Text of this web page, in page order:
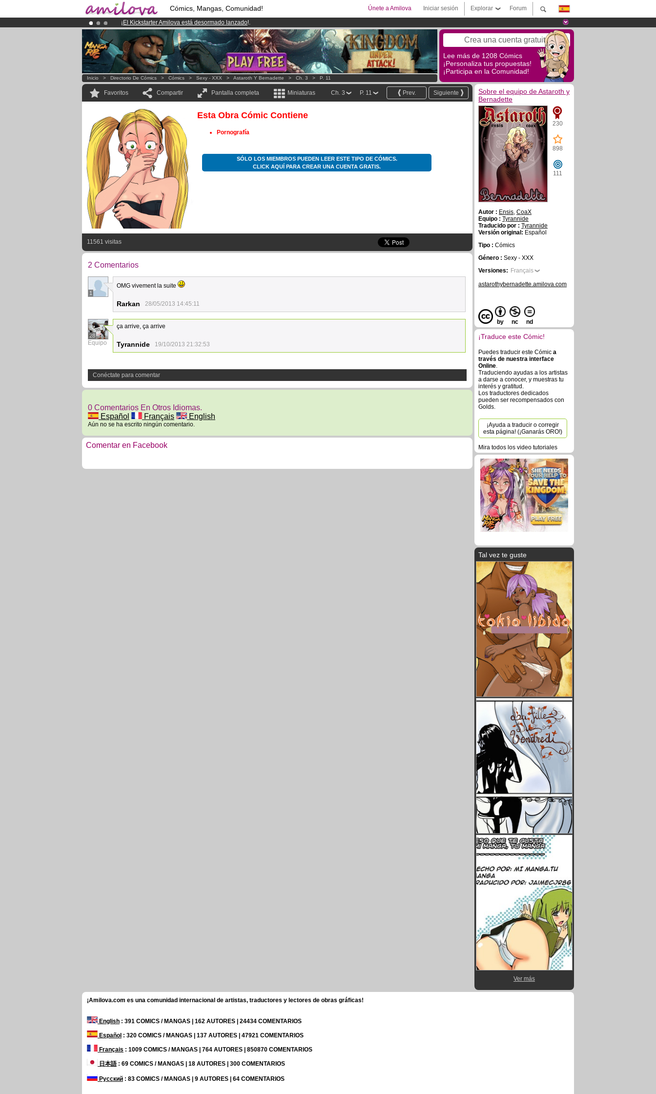
Cómics, Mangas, Comunidad! Forum
Explorar
Iniciar sesión
Únete a Amilova
¡ El Kickstarter Amilova está desormado lanzado!.
¡Ya tenemos 134393miembrosy 1208Cómics y Mangas!.
¡Conviertete en Premium por3.95 euros al mes!Hazte Premium ya Crea una cuenta gratuita
Lee más de 1208 Cómics
¡Personaliza tus propuestas!
¡Participa en la Comunidad!
Inicio > Directorio De Cómics > Cómics > Sexy - XXX > Astaroth Y Bernadette > Ch. 3 > P. 11
Favoritos Compartir Pantalla completa Miniaturas Siguiente
Prev.
P. 11
Ch. 3
Esta Obra Cómic Contiene
Pornografía
SÓLO LOS MIEMBROS PUEDEN LEER ESTE TIPO DE CÓMICS.
CLICK AQUÍ PARA CREAR UNA CUENTA GRATIS.
11561 visitas
2 Comentarios
1
OMG vivement la suite
Rarkan 28/05/2013 14:45:11
28
Equipo
ça arrive, ça arrive
Tyrannide 19/10/2013 21:32:53
Conéctate para comentar
0 Comentarios En Otros Idiomas.
Español
Français English
Aún no se ha escrito ningún comentario.
Comentar en Facebook
Sobre el equipo de Astaroth y
Bernadette
230
898
111
Autor : Ensis, CoaX
Equipo : Tyrannide
Traducido por : Tyrannide
Versión original: Español
Tipo : Cómics
Género : Sexy - XXX
Versiones: Français
astarothybernadette.amilova.com
by nc nd
¡Traduce este Cómic!
Puedes traducir este Cómic a
través de nuestra interface
Online.
Traduciendo ayudas a los artistas
a darse a conocer, y muestras tu
interés y gratitud.
Los traductores dedicados
pueden ser recompensados con
Golds.
¡Ayuda a traducir o corregir
esta página! (¡Ganarás ORO!)
Mira todos los video tutoriales
Tal vez te guste
Ver más
¡Amilova.com es una comunidad internacional de artistas, traductores y lectores de obras gráficas!
English : 391 COMICS / MANGAS | 162 AUTORES | 24434 COMENTARIOS
Español : 320 COMICS / MANGAS | 137 AUTORES | 47921 COMENTARIOS
Français : 1009 COMICS / MANGAS | 764 AUTORES | 850870 COMENTARIOS
日本語: 69 COMICS / MANGAS | 18 AUTORES | 300 COMENTARIOS
Русский : 83 COMICS / MANGAS | 9 AUTORES | 64 COMENTARIOS